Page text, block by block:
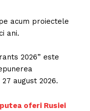
acum proiectele
ani.
2026” este
august 2026.
oferi Rusiei